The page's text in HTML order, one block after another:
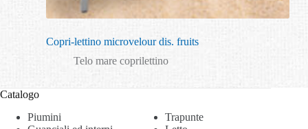
Copri-lettino microvelour dis. fruits
Telo mare coprilettino
Catalogo
Piumini
Trapunte